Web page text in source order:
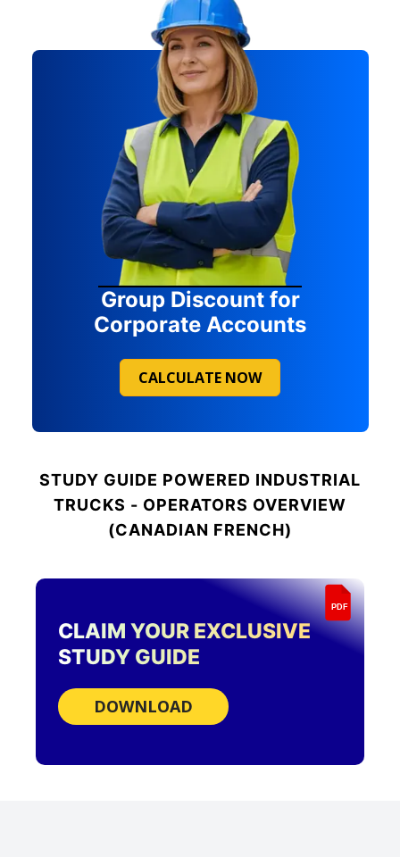
Group Discount for
Corporate Accounts
CALCULATE NOW
STUDY GUIDE POWERED INDUSTRIAL
TRUCKS - OPERATORS OVERVIEW
(CANADIAN FRENCH)
PDF
CLAIM YOUR EXCLUSIVE
STUDY GUIDE
DOWNLOAD